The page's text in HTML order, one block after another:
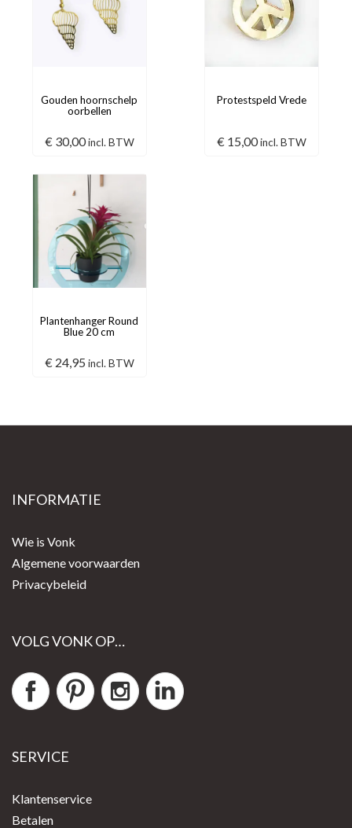
Gouden hoornschelp
oorbellen
€30,00 incl. BTW
Protestspeld Vrede
€ 15,00incl. BTW
Plantenhanger Round
Blue 20 cm
€ 24,95 incl. BTW
INFORMATIE
Wie is Vonk
Algemene voorwaarden
Privacybeleid
VOLG VONK OP…
SERVICE
Klantenservice
Betalen